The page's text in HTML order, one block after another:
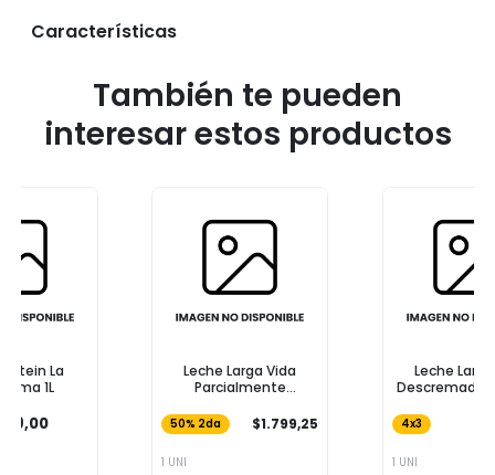
Características
También te pueden
interesar estos productos
Leche Larga Vida
$1.799,25
Leche Larga Vida
Descremada LAS TRES
4x3 $1.965,00